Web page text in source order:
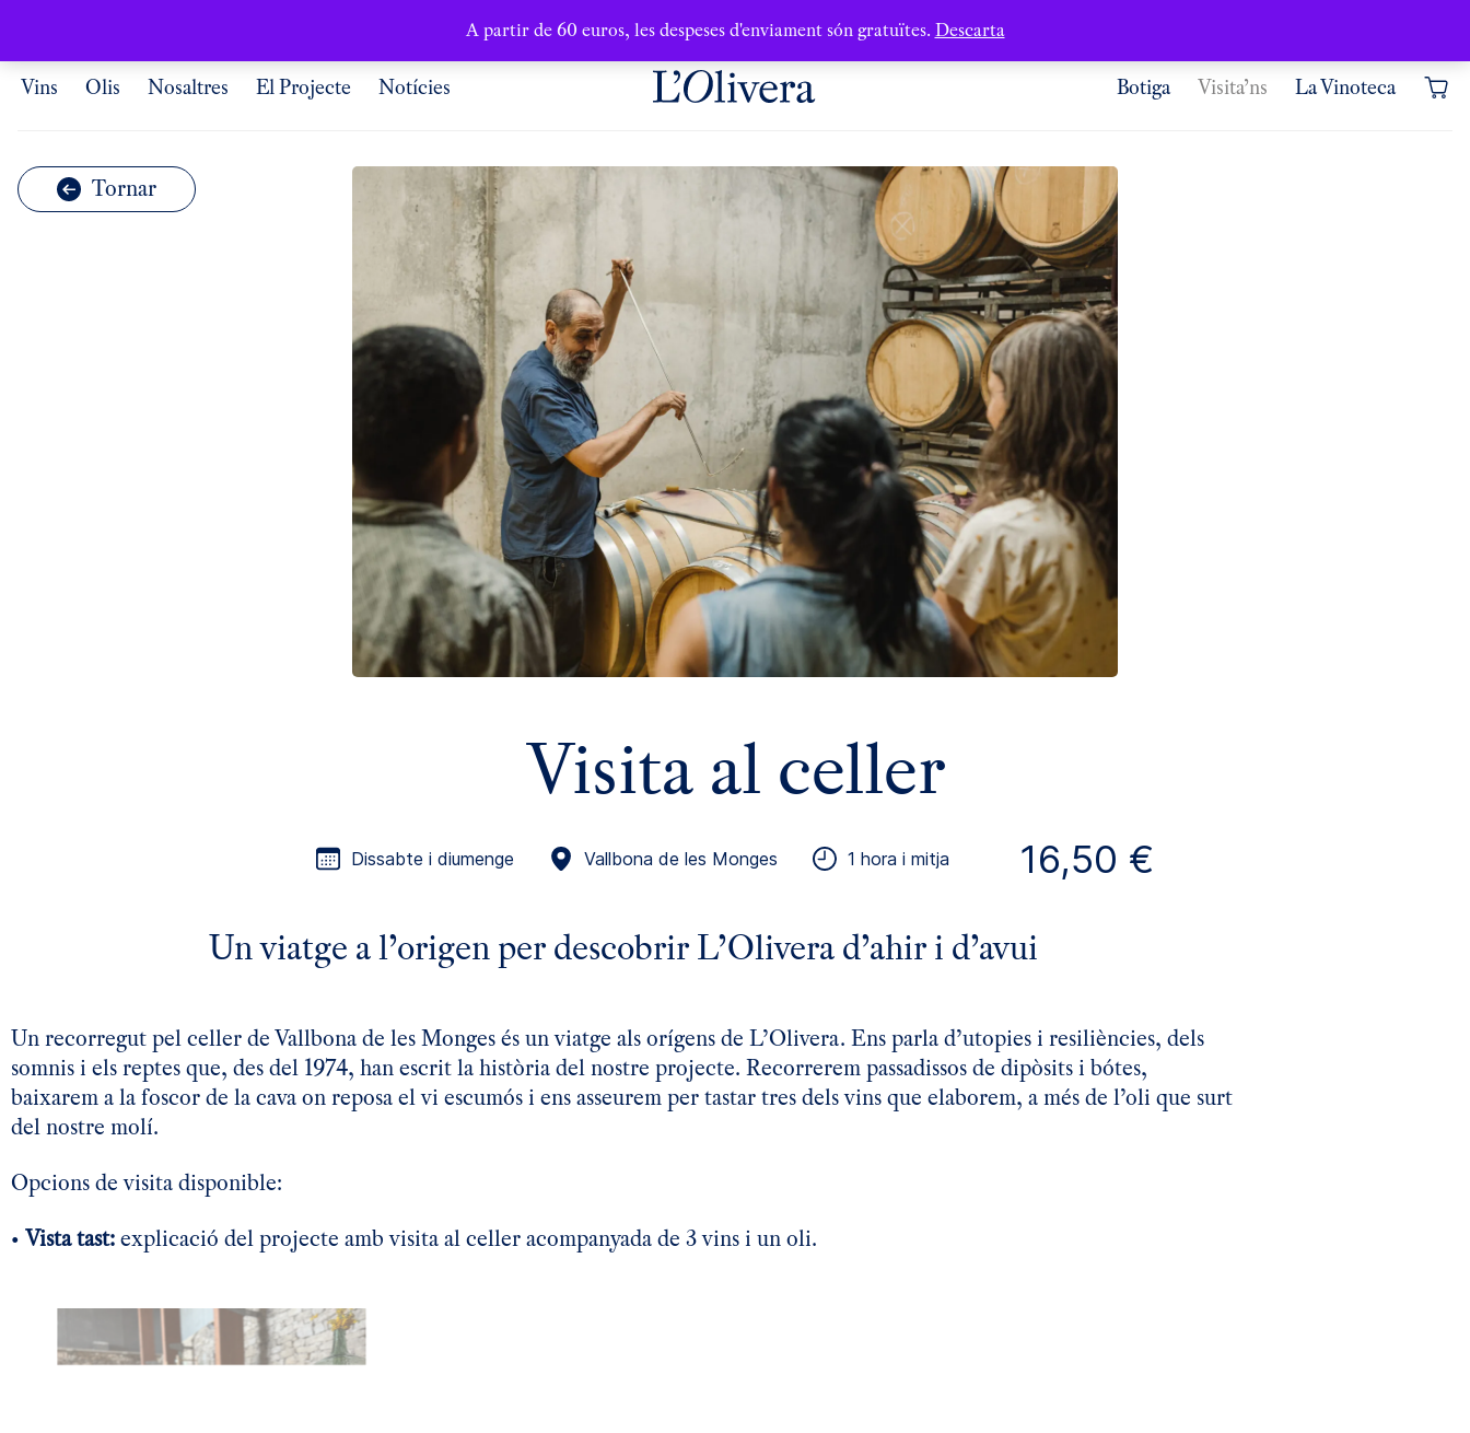
A partir de 60 euros, les despeses d'enviament són gratuïtes. Descarta
Vins Olis Nosaltres El Projecte Notícies Botiga Visita’ns La Vinoteca
Tornar
Visita al celler
Dissabte i diumenge Vallbona de les Monges 1 hora i mitja 16,50 €
Un viatge a l’origen per descobrir L’Olivera d’ahir i d’avui
Un recorregut pel celler de Vallbona de les Monges és un viatge als orígens de L’Olivera. Ens parla d’utopies i resiliències, dels
somnis i els reptes que, des del 1974, han escrit la història del nostre projecte. Recorrerem passadissos de dipòsits i bótes,
baixarem a la foscor de la cava on reposa el vi escumós i ens asseurem per tastar tres dels vins que elaborem, a més de l’oli que surt
del nostre molí.
Opcions de visita disponible:
• Vista tast:explicació del projecte amb visita al celler acompanyada de 3 vins i un oli.